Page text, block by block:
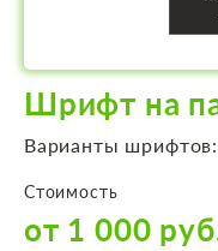
Шрифт на
Варианты шрифтов:
Стоимость
от 1 000